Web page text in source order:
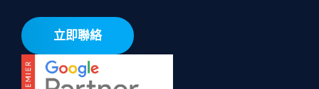
立即聯絡